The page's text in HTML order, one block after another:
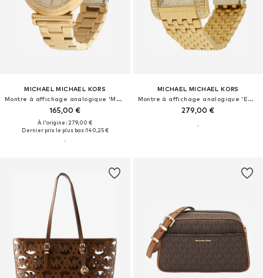
MICHAEL MICHAEL KORS
Montre à affichage analogique 'MAREN'
165,00 €
À l'origine : 279,00 €
Dernier prix le plus bas :140,25 €
MICHAEL MICHAEL KORS
Montre à affichage analogique 'EMERY'
279,00 €